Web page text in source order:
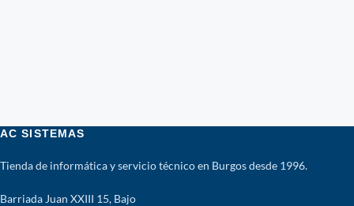
AC SISTEMAS
Tienda de informática y servicio técnico en Burgos desde 1996.
Barriada Juan XXIII 15, Bajo